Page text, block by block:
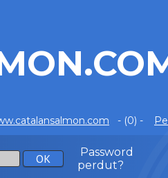
- (0) -
Password
perdut?